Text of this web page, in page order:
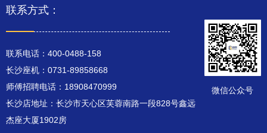
联系电话：400-0488-158
长沙座机：0731-89858668
师傅招聘电话：18908470999
长沙店地址：长沙市天心区芙蓉南路一段828号鑫远
杰座大厦1902房
联系方式：
微信公众号